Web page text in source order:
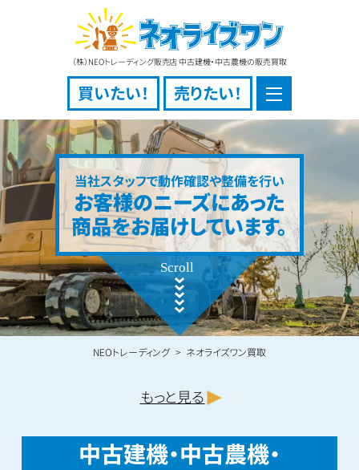
（株）NEOトレーディング販売店 中古建機・中古農機の販売買取
買いたい！ 売りたい！
当社スタッフで動作確認や整備を行い
お客様のニーズにあった
商品をお届けしています。
NEOトレーディング ネオライズワン買取
もっと見る
中古建機・中古農機・